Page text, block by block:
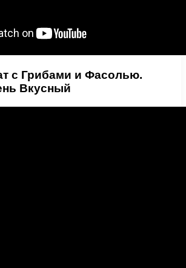
с Грибами и Фасолью.
Вкусный